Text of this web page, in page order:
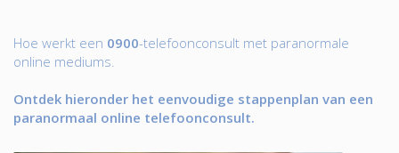
Hoe werkt een 0900-telefoonconsult met paranormale
online mediums.
Ontdek hieronder het eenvoudige stappenplan van een
paranormaal online telefoonconsult.